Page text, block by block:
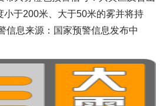
小于200米、大于50米的雾并将持
信息来源：国家预警信息发布中